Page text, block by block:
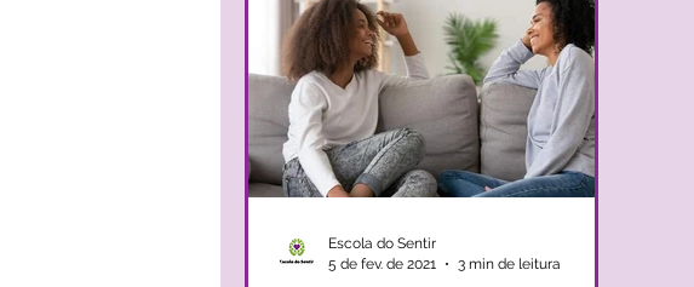
Escola do Sentir
5 de fev. de 2021
3 min de leitura